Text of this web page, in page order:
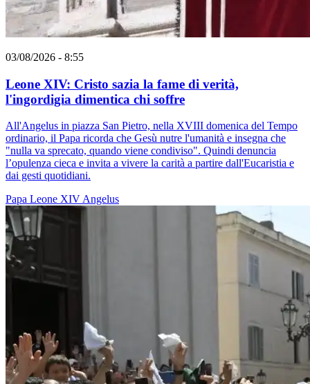
03/08/2026 - 8:55
Leone XIV: Cristo sazia la fame di verità,
l'ingordigia dimentica chi soffre
All'Angelus in piazza San Pietro, nella XVIII domenica del Tempo
ordinario, il Papa ricorda che Gesù nutre l'umanità e insegna che
"nulla va sprecato, quando viene condiviso". Quindi denuncia
l’opulenza cieca e invita a vivere la carità a partire dall'Eucaristia e
dai gesti quotidiani.
Papa Leone XIV Angelus